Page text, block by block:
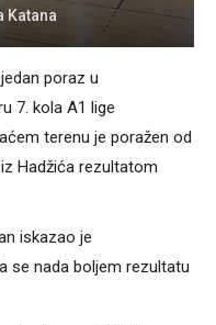
Katana
poraz u
7. kola A1 lige
terenu je poražen od
Hadžića rezultatom
iskazao je
se nada boljem rezultatu